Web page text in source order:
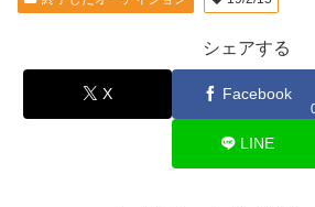
シェアする
X Facebook
LINE